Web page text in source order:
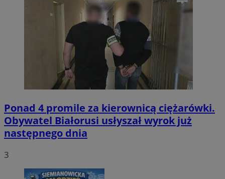
Ponad 4 promile za kierownicą ciężarówki.
Obywatel Białorusi usłyszał wyrok już
następnego dnia
3